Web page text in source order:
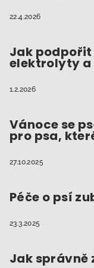
22.4.2026
Jak
elektrolyty a
1.2.2026
Vánoce se
pro psa,
27.10.2025
Péče o psí
23.3.2025
Jak správně